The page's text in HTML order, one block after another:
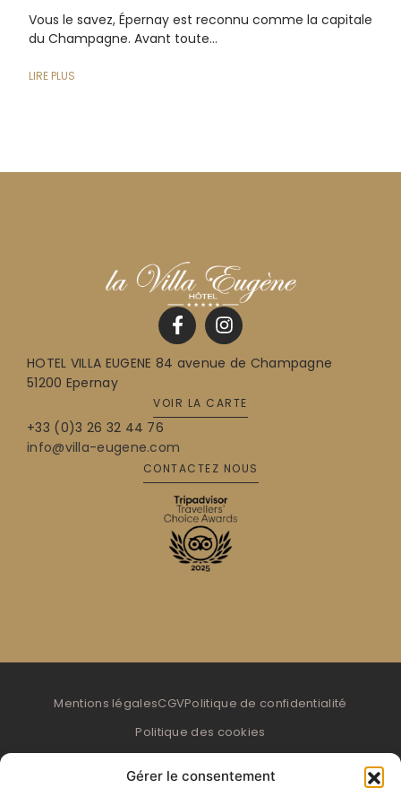
Gérer le consentement
Vous le savez, Épernay est reconnu comme la capitale
du Champagne. Avant toute...
LIRE PLUS
HOTEL VILLA EUGENE 84 avenue de Champagne
51200 Epernay
VOIR LA CARTE
+33 (0)3 26 32 44 76
info@villa-eugene.com
CONTACTEZ NOUS
Mentions légalesCGVPolitique de confidentialité
Politique des cookies